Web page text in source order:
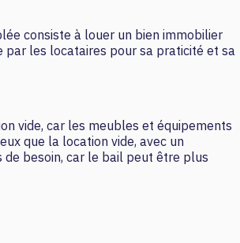
consiste à louer un bien immobilier
par les locataires pour sa praticité et sa
vide, car les meubles et équipements
que la location vide, avec un
besoin, car le bail peut être plus